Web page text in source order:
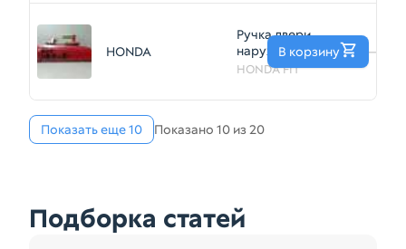
HONDA
Ручка двери
наружная HONDA
FIT GD1 Перед
(Контрактный)
HONDA FIT
—
В корзину
Показать еще 10 Показано 10 из 20
Подборка статей